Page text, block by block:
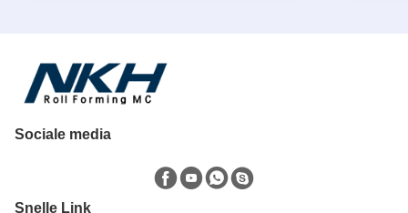
Sociale media
Snelle Link